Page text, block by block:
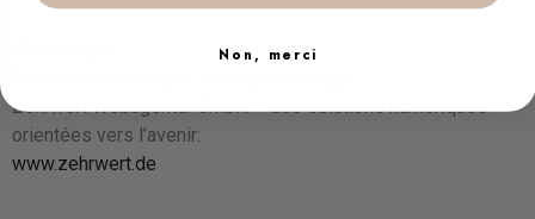
Zehrwert Webagentur GmbH – des solutions numériques
orientées vers l’avenir:
www.zehrwert.de
Non, merci